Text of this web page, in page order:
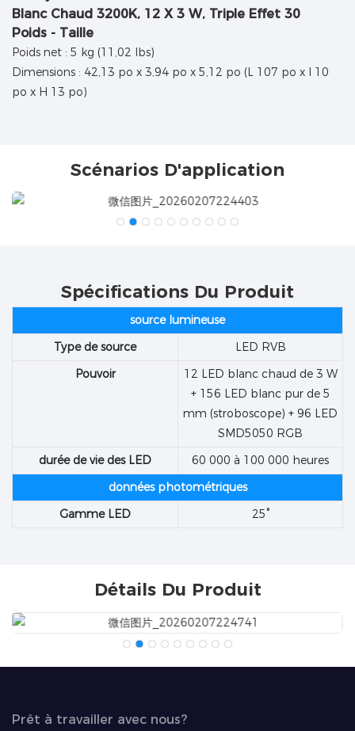
Poids - Taille
Poids net : 5 kg (11,02 lbs)
Dimensions : 42,13 po x 3,94 po x 5,12 po (L 107 po x l 10
po x H 13 po)
Scénarios D'application
Spécifications Du Produit
source lumineuse
Type de source
LED RVB
Pouvoir
12 LED blanc chaud de 3 W
+ 156 LED blanc pur de 5
mm (stroboscope) + 96 LED
SMD5050 RGB
durée de vie des LED
60 000 à 100 000 heures
données photométriques
Gamme LED
25°
Détails Du Produit
Prêt à travailler avec nous?